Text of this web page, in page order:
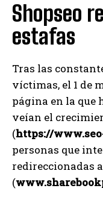
Shopseo
estafas
Tras las
víctimas, el 1 de
página en la que
veían el
(https://
personas que
redireccionadas
(